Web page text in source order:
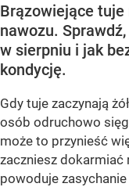
Brązowiejące
nawozu.
w sierpniu i jak
kondycję.
Gdy tuje zaczynają
osób odruchowo
może to przynieść
zaczniesz dokarmiać
powoduje